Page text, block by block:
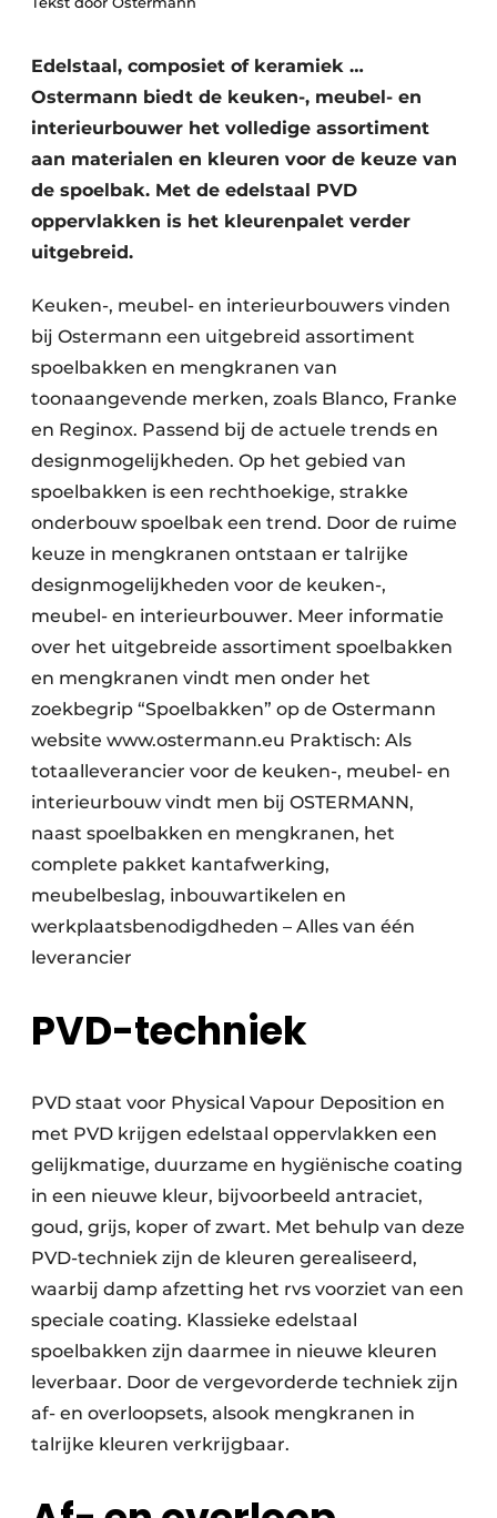
Vacature aanmelden
Edelstaal, composiet of keramiek …
Ostermann biedt de keuken-, meubel- en
interieurbouwer het volledige assortiment
aan materialen en kleuren voor de keuze van
de spoelbak. Met de edelstaal PVD
oppervlakken is het kleurenpalet verder
uitgebreid.
Keuken-, meubel- en interieurbouwers vinden
bij Ostermann een uitgebreid assortiment
spoelbakken en mengkranen van
toonaangevende merken, zoals Blanco, Franke
en Reginox. Passend bij de actuele trends en
designmogelijkheden. Op het gebied van
spoelbakken is een rechthoekige, strakke
onderbouw spoelbak een trend. Door de ruime
keuze in mengkranen ontstaan er talrijke
designmogelijkheden voor de keuken-,
meubel- en interieurbouwer. Meer informatie
over het uitgebreide assortiment spoelbakken
en mengkranen vindt men onder het
zoekbegrip “Spoelbakken” op de Ostermann
website www.ostermann.eu Praktisch: Als
totaalleverancier voor de keuken-, meubel- en
interieurbouw vindt men bij OSTERMANN,
naast spoelbakken en mengkranen, het
complete pakket kantafwerking,
meubelbeslag, inbouwartikelen en
werkplaatsbenodigdheden – Alles van één
leverancier
PVD-techniek
PVD staat voor Physical Vapour Deposition en
met PVD krijgen edelstaal oppervlakken een
gelijkmatige, duurzame en hygiënische coating
in een nieuwe kleur, bijvoorbeeld antraciet,
goud, grijs, koper of zwart. Met behulp van deze
PVD-techniek zijn de kleuren gerealiseerd,
waarbij damp afzetting het rvs voorziet van een
speciale coating. Klassieke edelstaal
spoelbakken zijn daarmee in nieuwe kleuren
leverbaar. Door de vergevorderde techniek zijn
af- en overloopsets, alsook mengkranen in
talrijke kleuren verkrijgbaar.